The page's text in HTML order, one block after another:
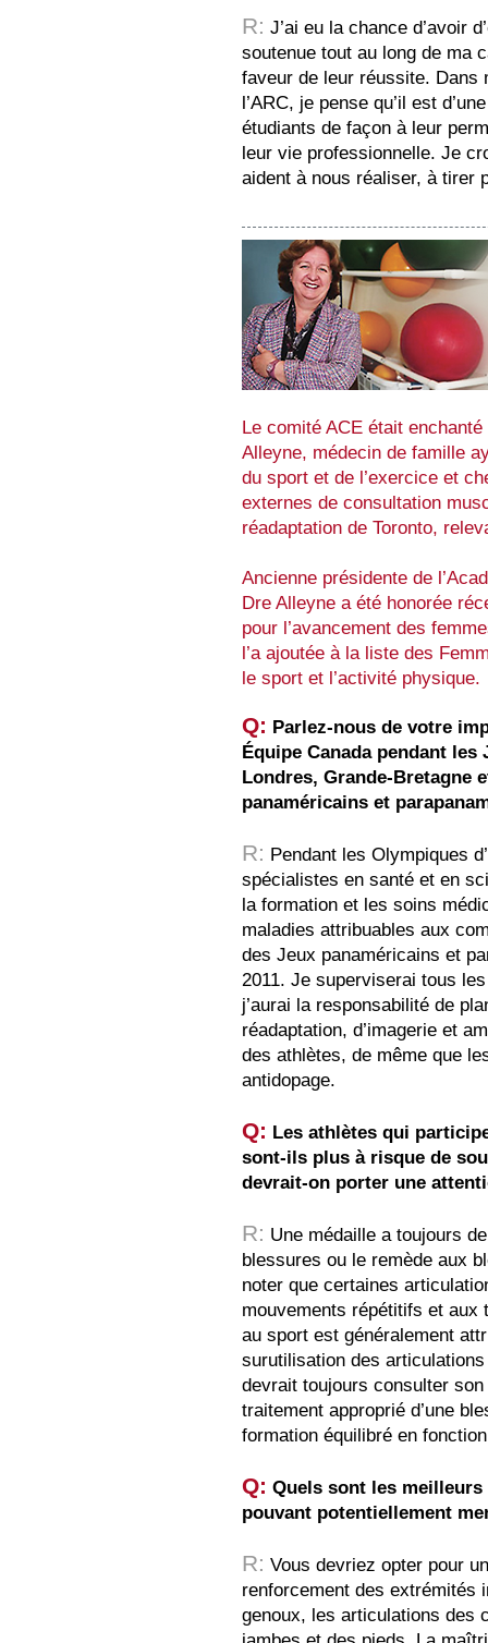
R: J’ai eu la chance d’avoir
soutenue tout au long de ma
faveur de leur réussite. Dans
l’ARC, je pense qu’il est
étudiants de façon à leur
leur vie professionnelle. Je
aident à nous réaliser, à tirer
Le comité ACE était
Alleyne, médecin de famille
du sport et de l’exercice et
externes de consultation
réadaptation de Toronto,
Ancienne présidente de
Dre Alleyne a été honorée
pour l’avancement des
l’a ajoutée à la liste des
le sport et l’activité physique.
Q: Parlez-nous de votre
Équipe Canada pendant les
Londres, Grande-Bretagne
panaméricains et
R: Pendant les Olympiques
spécialistes en santé et en
la formation et les soins
maladies attribuables aux
des Jeux panaméricains et
2011. Je superviserai tous
j’aurai la responsabilité de
réadaptation, d’imagerie et
des athlètes, de même que
antidopage.
Q: Les athlètes qui
sont-ils plus à risque de
devrait-on porter une
R: Une médaille a toujours
blessures ou le remède aux
noter que certaines
mouvements répétitifs et aux
au sport est généralement
surutilisation des
devrait toujours consulter son
traitement approprié d’une
formation équilibré en
Q: Quels sont les
pouvant potentiellement
R: Vous devriez opter pour
renforcement des extrémités
genoux, les articulations des